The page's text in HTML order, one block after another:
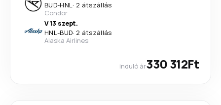
BUD-HNL· 2 átszállás
Condor
V 13 szept.
HNL-BUD· 2 átszállás
Alaska Airlines
induló ár330 312Ft